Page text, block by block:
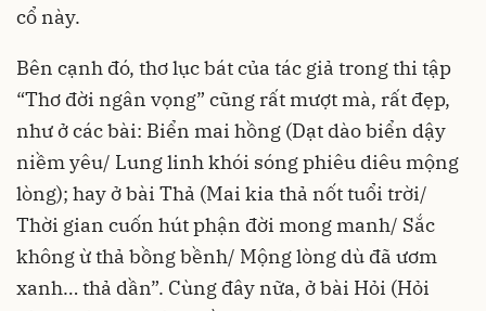
cổ này.
Bên cạnh đó, thơ lục bát của tác giả trong thi tập
“Thơ đời ngân vọng” cũng rất mượt mà, rất đẹp,
như ở các bài: Biển mai hồng (Dạt dào biển dậy
niềm yêu/ Lung linh khói sóng phiêu diêu mộng
lòng); hay ở bài Thả (Mai kia thả nốt tuổi trời/
Thời gian cuốn hút phận đời mong manh/ Sắc
không ừ thả bồng bềnh/ Mộng lòng dù đã ươm
xanh… thả dần”. Cùng đây nữa, ở bài Hỏi (Hỏi